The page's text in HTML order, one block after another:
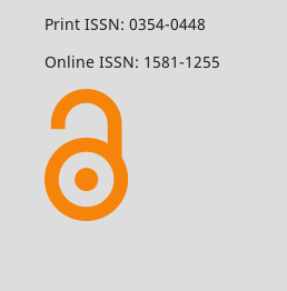
Print ISSN: 0354-0448
Online ISSN: 1581-1255